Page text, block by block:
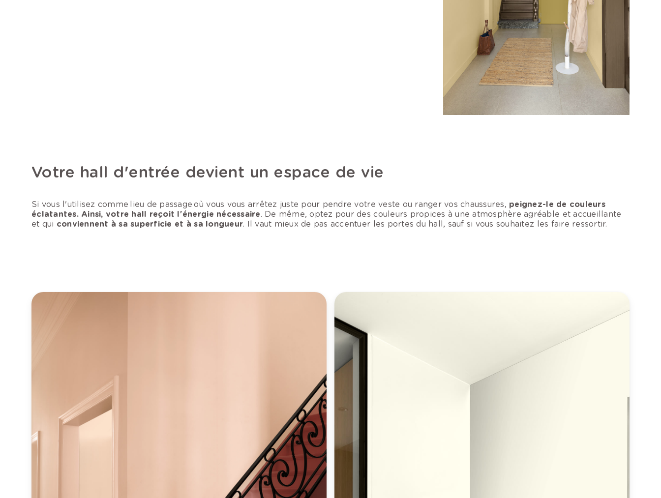
Votre hall d'entrée devient un espace de vie
Si vous l'utilisez comme lieu de passage où vous vous arrêtez juste pour pendre votre veste ou ranger vos chaussures, peignez-le de couleurs
éclatantes. Ainsi, votre hall reçoit l'énergie nécessaire. De même, optez pour des couleurs propices à une atmosphère agréable et accueillante
et qui conviennent à sa superficie et à sa longueur. Il vaut mieux de pas accentuer les portes du hall, sauf si vous souhaitez les faire ressortir.